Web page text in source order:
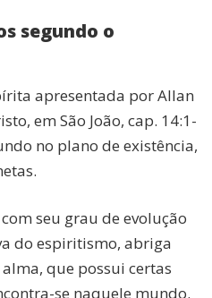
segundo o
apresentada por Allan
em São João, cap. 14:1-
no plano de existência,
seu grau de evolução
do espiritismo, abriga
que possui certas
se naquele mundo.